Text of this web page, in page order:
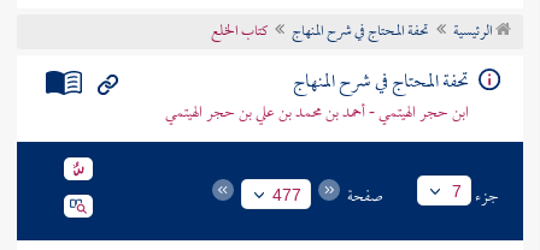
تراجم الأعلام
الرئيسية تحفة المحتاج في شرح المنهاج كتاب الخلع
تحفة المحتاج في شرح المنهاج
ابن حجر الهيتمي - أحمد بن محمد بن علي بن حجر الهيتمي
جزء 7 صفحة 477